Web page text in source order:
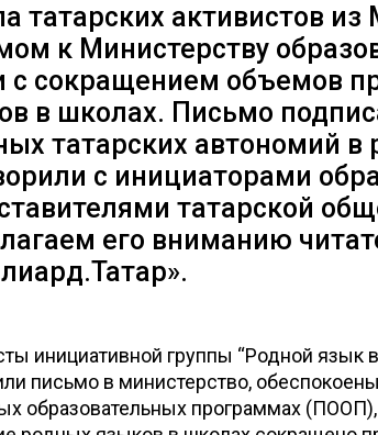
татарских активистов
к Министерству
с сокращением объемов
в школах. Письмо
татарских автономий в
с инициаторами
татарской
его вниманию
инициативной группы “Родной язык
письмо в министерство,
образовательных программах